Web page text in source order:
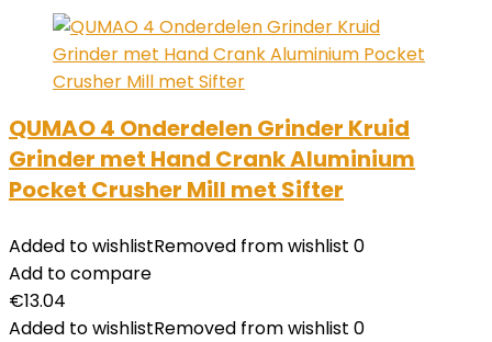
QUMAO 4 Onderdelen Grinder Kruid
Grinder met Hand Crank Aluminium
Pocket Crusher Mill met Sifter
Added to wishlistRemoved from wishlist 0
Add to compare
€13.04
Added to wishlistRemoved from wishlist 0